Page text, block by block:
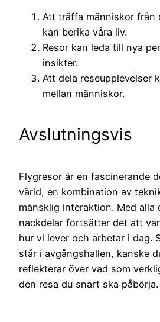
Att träffa människor från
kan berika våra liv.
Resor kan leda till nya
insikter.
Att dela reseupplevelser
mellan människor.
Avslutningsvis
Flygresor är en fascinerande
värld, en kombination av
mänsklig interaktion. Med alla
nackdelar fortsätter det att
hur vi lever och arbetar i dag.
står i avgångshallen, kanske
reflekterar över vad som
den resa du snart ska påbörja.